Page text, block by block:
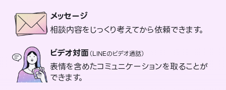
メッセージ
相談内容をじっくり考えてから依頼できます。
ビデオ対面（LINEのビデオ通話）
表情を含めたコミュニケーションを取ることが
できます。